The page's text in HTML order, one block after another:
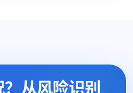
从风险识别